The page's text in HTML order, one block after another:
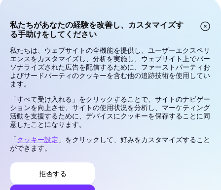
場合があります。これには、アメリカ合衆国、カナダ、およびそ
のような提供が法律または規制によって禁止されているその他の
管轄区域の居住者に対する制限が含まれますが、これに限定され
し、更新しています。
リスク警告:差金決済取引（CFD）および外国為替（Forex）はレ
バレッジ商品であり、急速な資本損失の高いリスクを伴います。
これらの金融商品を取引することは、すべての投資家に適してい
るわけではありません。利益または損失の可能性は、市場価格の
変動に直接関連しています。取引を行う前に、投資目的、経験レ
ベル、財務状況、リスク許容度を慎重に考慮してください。リス
クや取引条件について不明な点がある場合は、資格のあるファイ
ナンシャルアドバイザーから独立した助言を求めてください。失
ってもよい資金で取引しないでください。
利用規約
リスク開示
苦情処理
私たちがあなたの経験を改善し、カスタマイズす
る手助けをしてください
私たちは、ウェブサイトの全機能を提供し、ユーザーエクスペリ
エンスをカスタマイズし、分析を実施し、ウェブサイト上でパー
ソナライズされた広告を配信するために、ファーストパーティお
よびサードパーティのクッキーを含む他の追跡技術を使用してい
ます。
「すべて受け入れる」をクリックすることで、サイトのナビゲー
ションを向上させ、サイトの使用状況を分析し、マーケティング
活動を支援するために、デバイスにクッキーを保存することに同
意したことになります。
「クッキー設定 」をクリックして、好みをカスタマイズすること
ができます。
拒否する